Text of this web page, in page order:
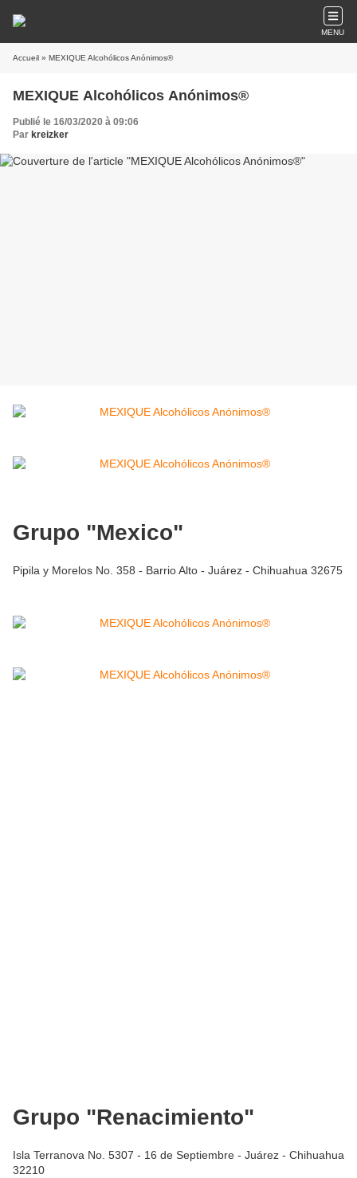
MENU
Accueil » MEXIQUE Alcohólicos Anónimos®
MEXIQUE Alcohólicos Anónimos®
Publié le 16/03/2020 à 09:06
Par kreizker
Grupo "Mexico"
Pipila y Morelos No. 358 - Barrio Alto - Juárez - Chihuahua 32675
Grupo "Renacimiento"
Isla Terranova No. 5307 - 16 de Septiembre - Juárez - Chihuahua
32210